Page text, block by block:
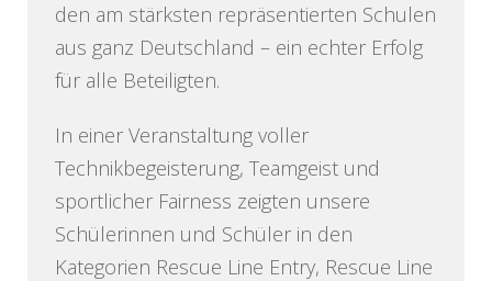
den am stärksten repräsentierten Schulen
aus ganz Deutschland – ein echter Erfolg
für alle Beteiligten.
In einer Veranstaltung voller
Technikbegeisterung, Teamgeist und
sportlicher Fairness zeigten unsere
Schülerinnen und Schüler in den
Kategorien Rescue Line Entry, Rescue Line